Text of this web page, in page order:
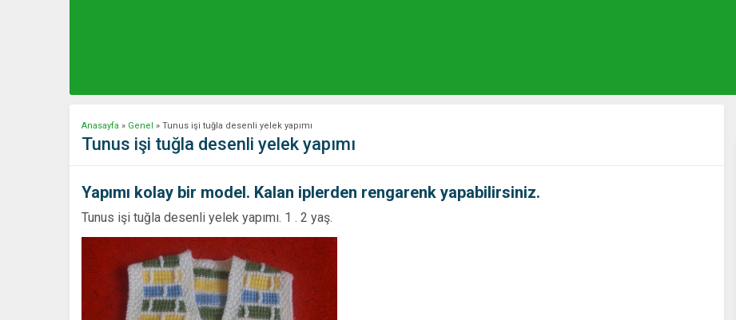
Anasayfa » Genel » Tunus işi tuğla desenli yelek yapımı
Tunus işi tuğla desenli yelek yapımı
Yapımı kolay bir model. Kalan iplerden rengarenk yapabilirsiniz.
Tunus işi tuğla desenli yelek yapımı. 1 . 2 yaş.